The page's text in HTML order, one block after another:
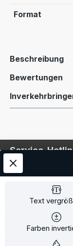
Format
Beschreibung
Bewertungen
Service-
Service
Information
Text
Farben